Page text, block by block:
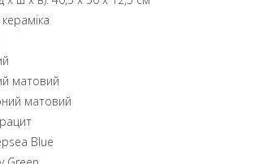
матовий
матовий
Blue